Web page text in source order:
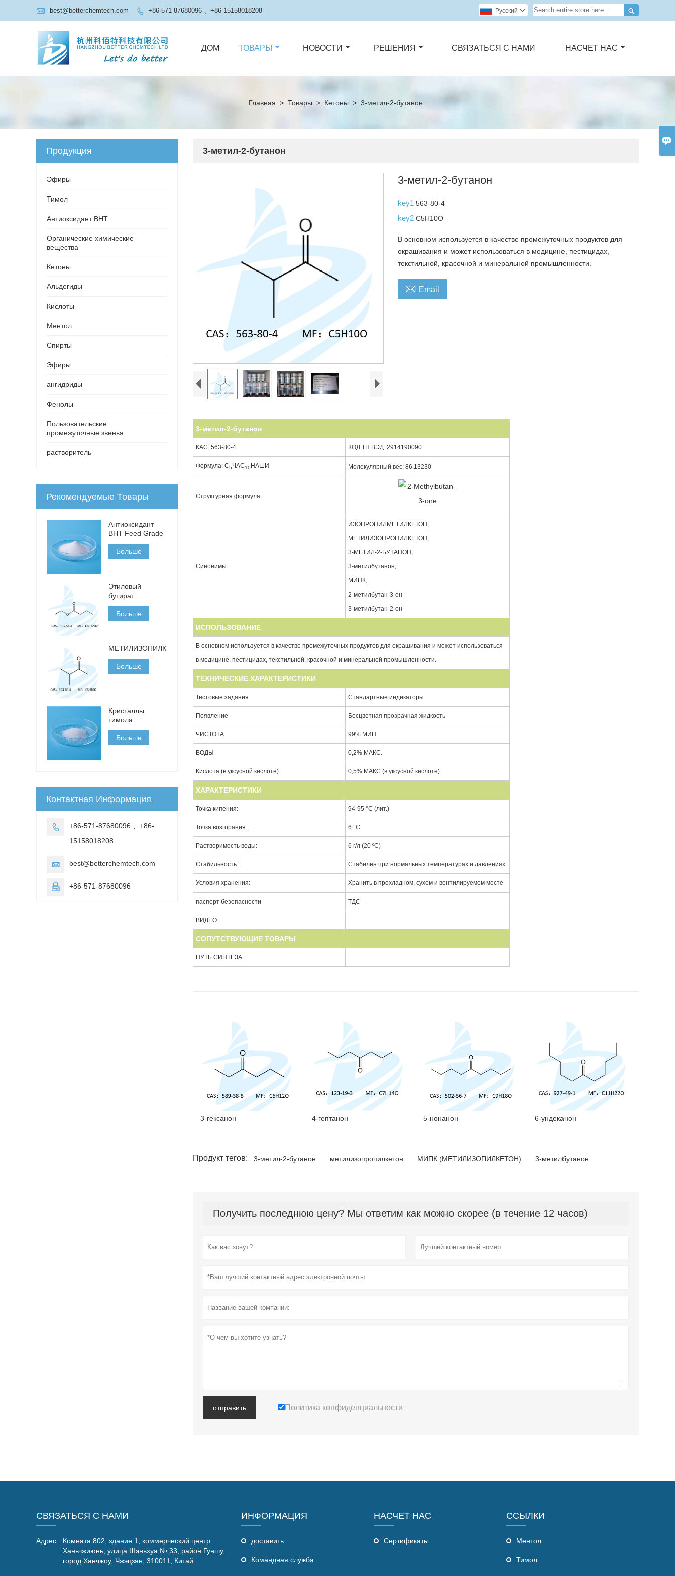

 best@betterchemtech.com  +86-571-87680096 、+86-15158018208 
Pусский 
ДОМ ТОВАРЫ НОВОСТИ РЕШЕНИЯ СВЯЗАТЬСЯ С НАМИ НАСЧЕТ НАС
Главная > Товары > Кетоны > 3-метил-2-бутанон
3-метил-2-бутанон
3-метил-2-бутанон
key1563-80-4
key2C5H10O
В основном используется в качестве промежуточных продуктов для
окрашивания и может использоваться в медицине, пестицидах,
текстильной, красочной и минеральной промышленности.
 Email
3-метил-2-бутанон
КАС: 563-80-4 КОД ТН ВЭД: 2914190090
Формула: С5ЧАС10НАШИ Молекулярный вес: 86,13230
Структурная формула:
Синонимы:
ИЗОПРОПИЛМЕТИЛКЕТОН;
МЕТИЛИЗОПРОПИЛКЕТОН;
3-МЕТИЛ-2-БУТАНОН;
3-метилбутанон;
МИПК;
2-метилбутан-3-он
3-метилбутан-2-он
ИСПОЛЬЗОВАНИЕ
В основном используется в качестве промежуточных продуктов для окрашивания и может использоваться
в медицине, пестицидах, текстильной, красочной и минеральной промышленности.
ТЕХНИЧЕСКИЕ ХАРАКТЕРИСТИКИ
Тестовые задания Стандартные индикаторы
Появление Бесцветная прозрачная жидкость
ЧИСТОТА 99% МИН.
ВОДЫ 0,2% МАКС.
Кислота (в уксусной кислоте) 0,5% МАКС (в уксусной кислоте)
ХАРАКТЕРИСТИКИ
Точка кипения: 94-95 °С (лит.)
Точка возгорания: 6 °С
Растворимость воды: 6 г/л (20 ºC)
Стабильность: Стабилен при нормальных температурах и давлениях
Условия хранения: Хранить в прохладном, сухом и вентилируемом месте
паспорт безопасности ТДС
ВИДЕО
СОПУТСТВУЮЩИЕ ТОВАРЫ
ПУТЬ СИНТЕЗА
3-гексанон 4-гептанон 5-нонанон 6-ундеканон
Продукт тегов: 3-метил-2-бутанон метилизопропилкетон МИПК (МЕТИЛИЗОПИЛКЕТОН) 3-метилбутанон
Получить последнюю цену? Мы ответим как можно скорее (в течение 12 часов)
отправить Политика конфиденциальности
Продукция
Эфиры
Тимол
Антиоксидант BHT
Органические химические
вещества
Кетоны
Альдегиды
Кислоты
Ментол
Спирты
Эфиры
ангидриды
Фенолы
Пользовательские
промежуточные звенья
растворитель
Рекомендуемые Товары
Антиоксидант
BHT Feed Grade
Больше
Этиловый
бутират
Больше
МЕТИЛИЗОПИЛКЕТОН
Больше
Кристаллы
тимола
Больше
Контактная Информация

+86-571-87680096 、+86-
15158018208
 best@betterchemtech.com
 +86-571-87680096
СВЯЗАТЬСЯ С НАМИ
Адрес : Комната 802, здание 1, коммерческий центр
Ханьчжиюнь, улица Шэньхуа № 33, район Гуншу,
город Ханчжоу, Чжэцзян, 310011, Китай
ИНФОРМАЦИЯ
доставить
Командная служба
НАСЧЕТ НАС
Сертификаты
ССЫЛКИ
Ментол
Тимол